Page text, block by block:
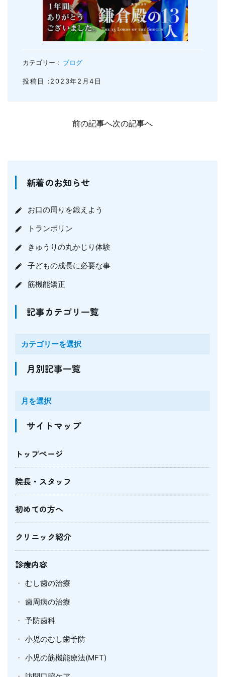
カテゴリー : ブログ
投稿日 :2023年2月4日
前の記事へ次の記事へ
新着のお知らせ
お口の周りを鍛えよう
トランポリン
きゅうりの丸かじり体験
子どもの成長に必要な事
筋機能矯正
記事カテゴリ一覧
月別記事一覧
サイトマップ
トップページ
院長・スタッフ
初めての方へ
クリニック紹介
診療内容
むし歯の治療
歯周病の治療
予防歯科
小児のむし歯予防
小児の筋機能療法(MFT)